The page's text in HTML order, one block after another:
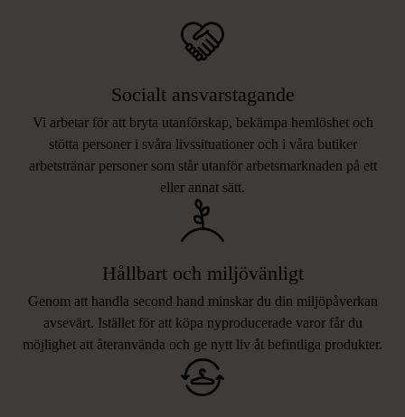
Socialt ansvarstagande
Vi arbetar för att bryta utanförskap, bekämpa hemlöshet och
stötta personer i svåra livssituationer och i våra butiker
arbetstränar personer som står utanför arbetsmarknaden på ett
eller annat sätt.
Hållbart och miljövänligt
Genom att handla second hand minskar du din miljöpåverkan
avsevärt. Istället för att köpa nyproducerade varor får du
möjlighet att återanvända och ge nytt liv åt befintliga produkter.